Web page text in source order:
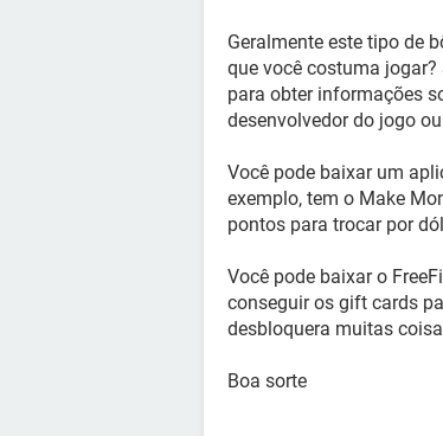
Geralmente este tipo de
que você costuma
para obter informações
desenvolvedor do jogo
Você pode baixar um
exemplo, tem o Make
pontos para trocar por
Você pode baixar o
conseguir os gift cards
desbloquera muitas
Boa sorte